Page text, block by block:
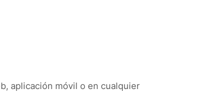
aplicación móvil o en cualquier